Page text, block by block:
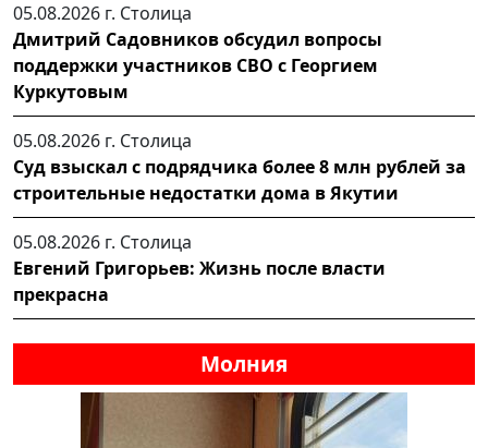
05.08.2026 г. Столица
Дмитрий Садовников обсудил вопросы
поддержки участников СВО с Георгием
Куркутовым
05.08.2026 г. Столица
Суд взыскал с подрядчика более 8 млн рублей за
строительные недостатки дома в Якутии
05.08.2026 г. Столица
Евгений Григорьев: Жизнь после власти
прекрасна
Молния